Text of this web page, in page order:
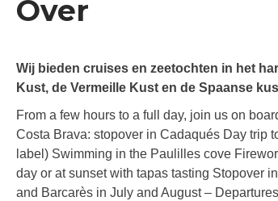
Over
Wij bieden cruises en zeetochten in het
Kust, de Vermeille Kust en de Spaanse
From a few hours to a full day, join us on
Costa Brava: stopover in Cadaqués Day trip
label) Swimming in the Paulilles cove
day or at sunset with tapas tasting Stopover
and Barcarès in July and August –